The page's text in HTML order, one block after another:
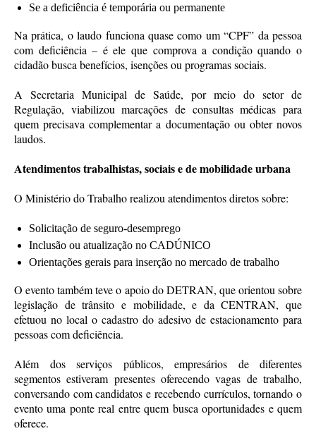
Se a deficiência é temporária ou permanente
Na prática, o laudo funciona quase como um “CPF” da pessoa
com deficiência – é ele que comprova a condição quando o
cidadão busca benefícios, isenções ou programas sociais.
A Secretaria Municipal de Saúde, por meio do setor de
Regulação, viabilizou marcações de consultas médicas para
quem precisava complementar a documentação ou obter novos
laudos.
Atendimentos trabalhistas, sociais e de mobilidade urbana
O Ministério do Trabalho realizou atendimentos diretos sobre:
Solicitação de seguro-desemprego
Inclusão ou atualização no CADÚNICO
Orientações gerais para inserção no mercado de trabalho
O evento também teve o apoio do DETRAN, que orientou sobre
legislação de trânsito e mobilidade, e da CENTRAN, que
efetuou no local o cadastro do adesivo de estacionamento para
pessoas com deficiência.
Além dos serviços públicos, empresários de diferentes
segmentos estiveram presentes oferecendo vagas de trabalho,
conversando com candidatos e recebendo currículos, tornando o
evento uma ponte real entre quem busca oportunidades e quem
oferece.